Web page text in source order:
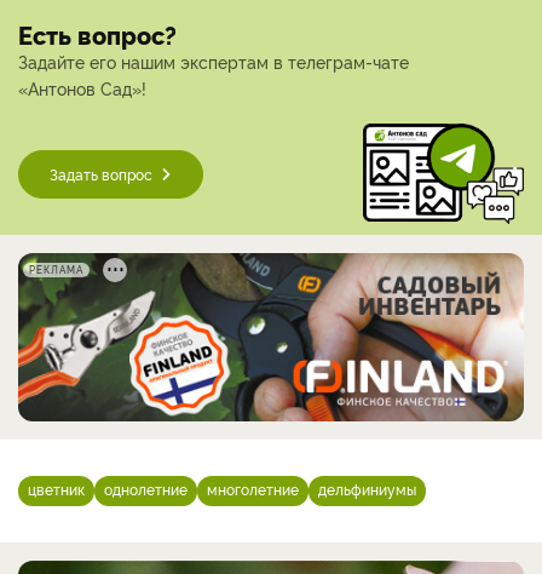
Есть вопрос?
Задайте его нашим экспертам в телеграм-чате
«Антонов Сад»!
Задать вопрос
РЕКЛАМА
цветник однолетние многолетние дельфиниумы